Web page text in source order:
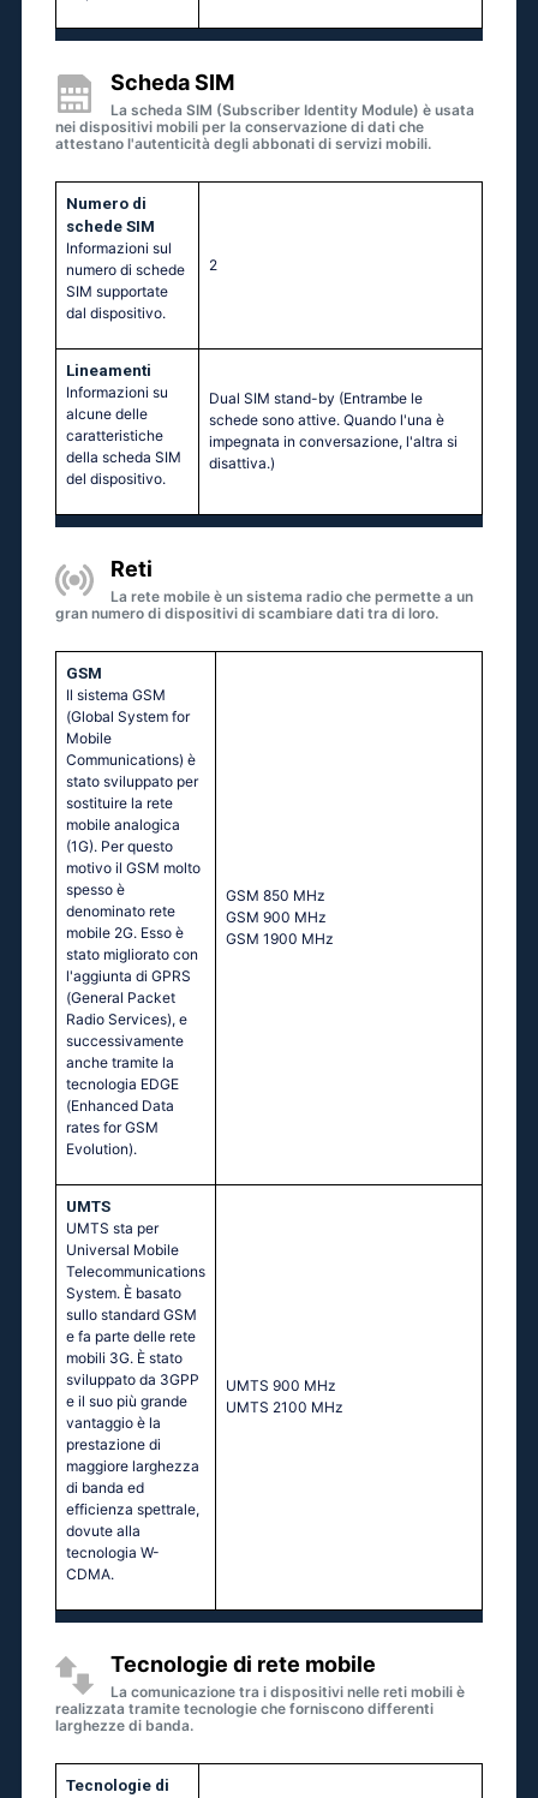
Scheda SIM
La scheda SIM (Subscriber Identity Module) è usata
nei dispositivi mobili per la conservazione di dati che
attestano l'autenticità degli abbonati di servizi mobili.
Numero di
schede SIM
Informazioni sul
numero di schede
SIM supportate
dal dispositivo.
2
Lineamenti
Informazioni su
alcune delle
caratteristiche
della scheda SIM
del dispositivo.
Dual SIM stand-by (Entrambe le
schede sono attive. Quando l'una è
impegnata in conversazione, l'altra si
disattiva.)
Reti
La rete mobile è un sistema radio che permette a un
gran numero di dispositivi di scambiare dati tra di loro.
GSM
Il sistema GSM
(Global System for
Mobile
Communications) è
stato sviluppato per
sostituire la rete
mobile analogica
(1G). Per questo
motivo il GSM molto
spesso è
denominato rete
mobile 2G. Esso è
stato migliorato con
l'aggiunta di GPRS
(General Packet
Radio Services), e
successivamente
anche tramite la
tecnologia EDGE
(Enhanced Data
rates for GSM
Evolution).
GSМ 850 МНz
GSМ 900 МНz
GSМ 1900 МНz
UMTS
UMTS sta per
Universal Mobile
Telecommunications
System. È basato
sullo standard GSM
e fa parte delle rete
mobili 3G. È stato
sviluppato da 3GPP
e il suo più grande
vantaggio è la
prestazione di
maggiore larghezza
di banda ed
efficienza spettrale,
dovute alla
tecnologia W-
CDMA.
UМТS 900 МНz
UМТS 2100 МНz
Tecnologie di rete mobile
La comunicazione tra i dispositivi nelle reti mobili è
realizzata tramite tecnologie che forniscono differenti
larghezze di banda.
Tecnologie di